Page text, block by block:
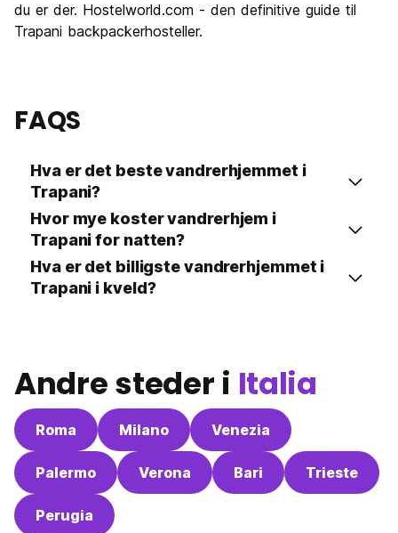
du er der. Hostelworld.com - den definitive guide til
Trapani backpackerhosteller.
FAQS
Hva er det beste vandrerhjemmet i
Trapani?
Hvor mye koster vandrerhjem i
Trapani for natten?
Hva er det billigste vandrerhjemmet i
Trapani i kveld?
Andre steder i Italia
Roma Milano Venezia
Palermo Verona Bari Trieste
Perugia